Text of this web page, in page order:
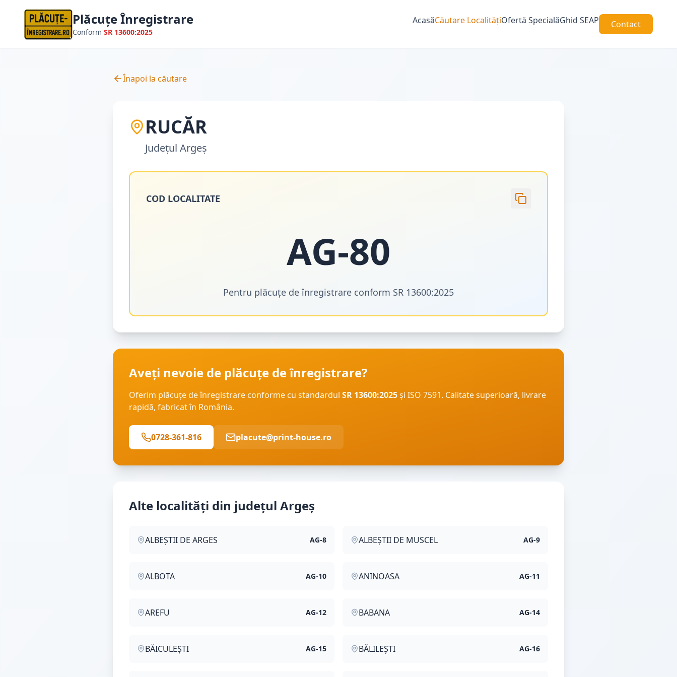
Plăcuțe Înregistrare
Conform SR 13600:2025
AcasăCăutare LocalitățiOfertă SpecialăGhid SEAP Contact
Înapoi la căutare
RUCĂR
Județul Argeș
COD LOCALITATE
AG-80
Pentru plăcuțe de înregistrare conform SR 13600:2025
Aveți nevoie de plăcuțe de înregistrare?
Oferim plăcuțe de înregistrare conforme cu standardul SR 13600:2025și ISO 7591. Calitate superioară, livrare
rapidă, fabricat în România.
0728-361-816 placute@print-house.ro
Alte localități din județul Argeș
ALBEȘTII DE ARGES AG-8 ALBEȘTII DE MUSCEL AG-9
ALBOTA AG-10 ANINOASA AG-11
AREFU AG-12 BABANA AG-14
BĂICULEȘTI AG-15 BĂLILEȘTI AG-16